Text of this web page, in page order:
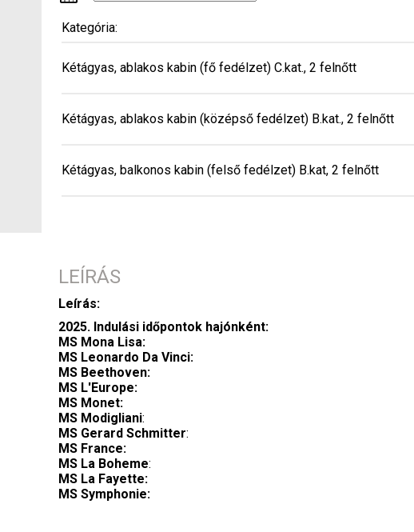
Kategória:
Kétágyas, ablakos kabin (fő fedélzet) C.kat., 2 felnőtt
Kétágyas, ablakos kabin (középső fedélzet) B.kat., 2 felnőtt
Kétágyas, balkonos kabin (felső fedélzet) B.kat, 2 felnőtt
LEÍRÁS
Leírás:
2025. Indulási időpontok hajónként:
MS Mona Lisa:
MS Leonardo Da Vinci:
MS Beethoven:
MS L'Europe:
MS Monet:
MS Modigliani:
MS Gerard Schmitter:
MS France:
MS La Boheme:
MS La Fayette:
MS Symphonie: